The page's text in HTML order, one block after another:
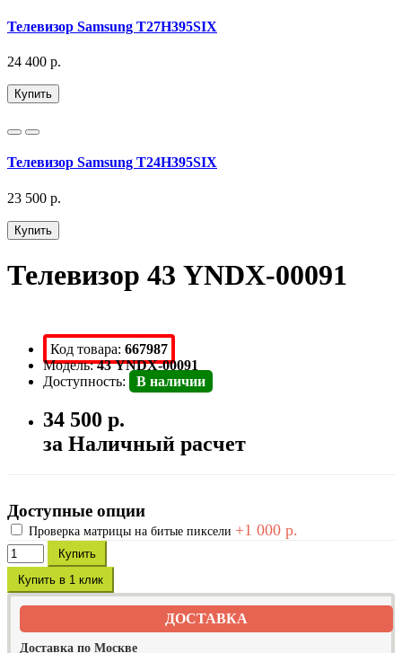
Телевизор Samsung T27H395SIX
24 400 р.
Купить
Телевизор Samsung T24H395SIX
23 500 р.
Купить
Телевизор 43 YNDX-00091
Код товара: 667987
Модель:43 YNDX-00091
Доступность:
В наличии
34 500 р.
за Наличный расчет
Доступные опции
Проверка матрицы на битые пиксели +1 000 р.
Купить
Купить в 1 клик
ДОСТАВКА
Доставка по Москве